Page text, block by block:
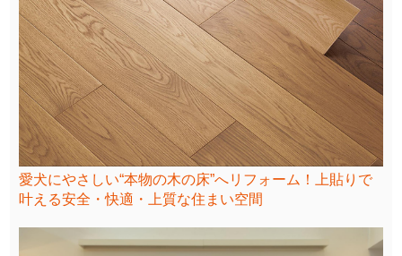
愛犬にやさしい“本物の木の床”へリフォーム！上貼りで
叶える安全・快適・上質な住まい空間